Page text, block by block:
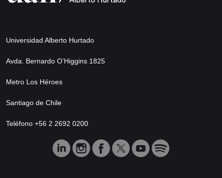
Universidad Alberto Hurtado
Avda. Bernardo O’Higgins 1825
Metro Los Héroes
Santiago de Chile
Teléfono +56 2 2692 0200